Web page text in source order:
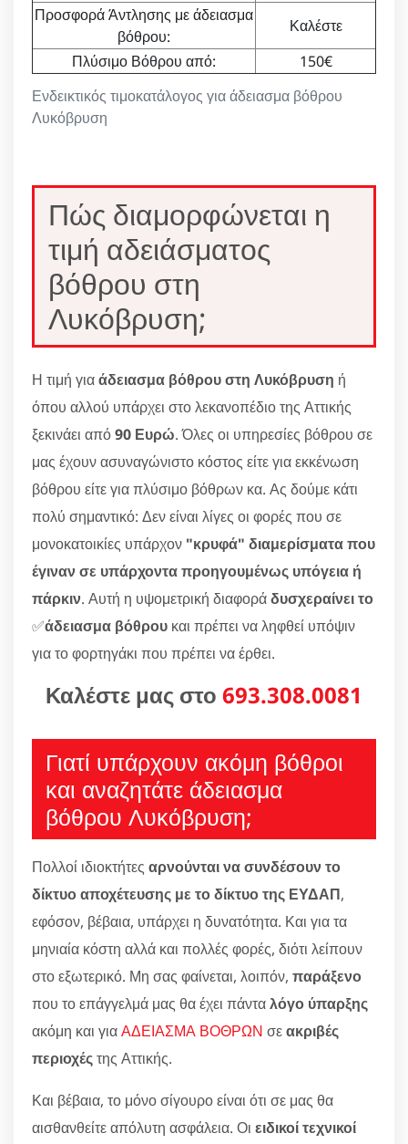
Ενδεικτικός τιμοκατάλογος για άδειασμα βόθρου
Λυκόβρυση
Προσφορά Άντλησης με άδειασμα
βόθρου:
Καλέστε
Πλύσιμο Βόθρου από:
150€
Πώς διαμορφώνεται η
τιμή αδειάσματος
βόθρου στη
Λυκόβρυση;
Η τιμή γιαάδειασμα βόθρου στη Λυκόβρυση ή
όπου αλλού υπάρχει στο λεκανοπέδιο της Αττικής
ξεκινάει από90 Ευρώ. Όλες οι υπηρεσίες βόθρου σε
μας έχουν ασυναγώνιστο κόστος είτε για εκκένωση
βόθρου είτε για πλύσιμο βόθρων κα. Ας δούμε κάτι
πολύ σημαντικό: Δεν είναι λίγες οι φορές που σε
μονοκατοικίες υπάρχον "κρυφά" διαμερίσματα που
έγιναν σε υπάρχοντα προηγουμένως υπόγεια ή
πάρκιν. Αυτή η υψομετρική διαφοράδυσχεραίνει το
✅άδειασμα βόθρου και πρέπει να ληφθεί υπόψιν
για το φορτηγάκι που πρέπει να έρθει.
Καλέστε μας στο 693.308.0081
Γιατί υπάρχουν ακόμη βόθροι
και αναζητάτε άδειασμα
βόθρου Λυκόβρυση;
Πολλοί ιδιοκτήτες αρνούνται να συνδέσουν το
δίκτυο αποχέτευσης με το δίκτυο της ΕΥΔΑΠ,
εφόσον, βέβαια, υπάρχει η δυνατότητα. Και για τα
μηνιαία κόστη αλλά και πολλές φορές, διότι λείπουν
στο εξωτερικό. Μη σας φαίνεται, λοιπόν, παράξενο
που το επάγγελμά μας θα έχει πάνταλόγο ύπαρξης
ακόμη και γιαΑΔΕΙΑΣΜΑ ΒΟΘΡΩΝ σεακριβές
περιοχέςτης Αττικής.
Και βέβαια, το μόνο σίγουρο είναι ότι σε μας θα
αισθανθείτε απόλυτη ασφάλεια. Οι ειδικοί τεχνικοί